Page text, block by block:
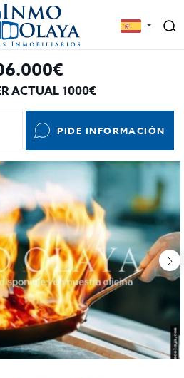
ACTUAL 1000€
PIDE INFORMACIÓN